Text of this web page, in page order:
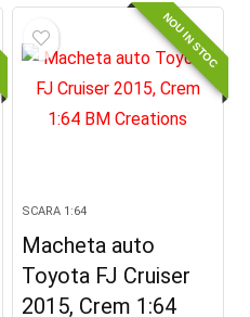
NOU IN STOC
SCARA 1:64
Macheta auto
Toyota FJ Cruiser
2015, Crem 1:64